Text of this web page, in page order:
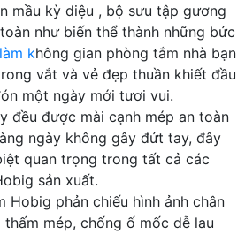
mầu kỳ diệu , bộ sưu tập gương
như biến thể thành những bức
không gian phòng tắm nhà bạn
vắt và vẻ đẹp thuần khiết đầu
một ngày mới tươi vui.
đều được mài cạnh mép an toàn
ngày không gây đứt tay, đây
quan trọng trong tất cả các
sản xuất.
Hobig phản chiếu hình ảnh chân
mép, chống ố mốc dễ lau